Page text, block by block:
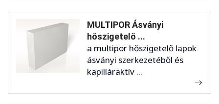
MULTIPOR Ásványi
hőszigetelő ...
a multipor hőszigetelő lapok
ásványi szerkezetéből és
kapilláraktív ...